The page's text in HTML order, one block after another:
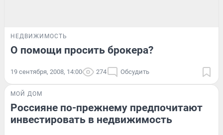
НЕДВИЖИМОСТЬ
О помощи просить брокера?
19 сентября, 2008, 14:00 274 Обсудить
МОЙ ДОМ
Россияне по-прежнему предпочитают
инвестировать в недвижимость